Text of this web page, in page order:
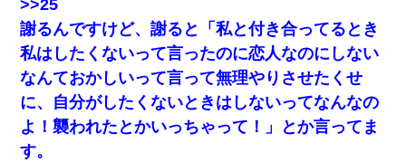
妻が亡くなったんだけど正直ガチで嬉しい
小2の頃、妹と昼寝してたら家が火事になってて気づくと逃げ場が
なかった。妹を抱き締めて「ﾀﾋんじゃうよ」って泣いてたら…
放置子が病院送りになったらしい → 俺（二度と帰ってくるなよ…
嫁を半身不随にしやがった恨みは、正直こんなもんじゃ晴れな
い）
>>25
謝るんですけど、謝ると「私と付き合ってるとき
私はしたくないって言ったのに恋人なのにしない
なんておかしいって言って無理やりさせたくせ
に、自分がしたくないときはしないってなんなの
よ！襲われたとかいっちゃって！」とか言ってま
す。